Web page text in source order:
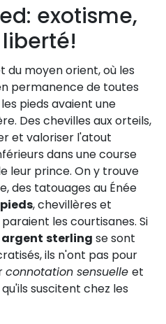
exotisme,
du moyen orient, où les
permanence de toutes
pieds avaient une
Des chevilles aux orteils,
et valoriser l'atout
dans une course
leur prince. On y trouve
des tatouages au Énée
, chevillères et
les courtisanes. Si
argent sterling se sont
ils n'ont pas pour
connotation sensuelle et
suscitent chez les